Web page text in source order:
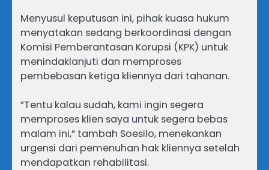
​Menyusul keputusan ini, pihak kuasa hukum
menyatakan sedang berkoordinasi dengan
Komisi Pemberantasan Korupsi (KPK) untuk
menindaklanjuti dan memproses
pembebasan ketiga kliennya dari tahanan.
​”Tentu kalau sudah, kami ingin segera
memproses klien saya untuk segera bebas
malam ini,” tambah Soesilo, menekankan
urgensi dari pemenuhan hak kliennya setelah
mendapatkan rehabilitasi.